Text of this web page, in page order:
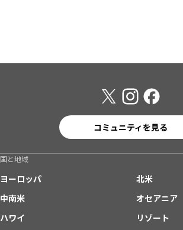
コミュニティを見る
国と地域
ヨーロッパ
北米
中南米
オセアニア
ハワイ
リゾート